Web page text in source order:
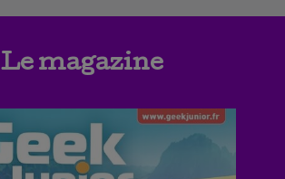
Le magazine